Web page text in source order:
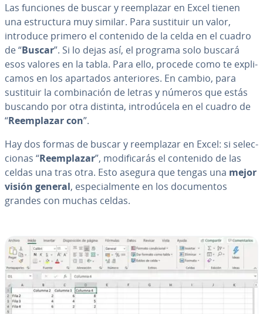
Las funciones de buscar y re­em­pla­zar en Excel tienen
una es­tru­c­tu­ra muy similar. Para sustituir un valor,
introduce primero el contenido de la celda en el cuadro
de “Buscar”. Si lo dejas así, el programa solo buscará
esos valores en la tabla. Para ello, procede como te ex­pli­
ca­mos en los apartados an­te­rio­res. En cambio, para
sustituir la co­m­bi­na­ción de letras y números que estás
buscando por otra distinta, in­tro­dú­ce­la en el cuadro de
“Re­em­pla­zar con”.
Hay dos formas de buscar y re­em­pla­zar en Excel: si se­le­c­
cio­nas “Re­em­pla­zar”, mo­di­fi­ca­rás el contenido de las
celdas una tras otra. Esto asegura que tengas una mejor
visión general, es­pe­cia­l­me­n­te en los do­cu­me­n­tos
grandes con muchas celdas.